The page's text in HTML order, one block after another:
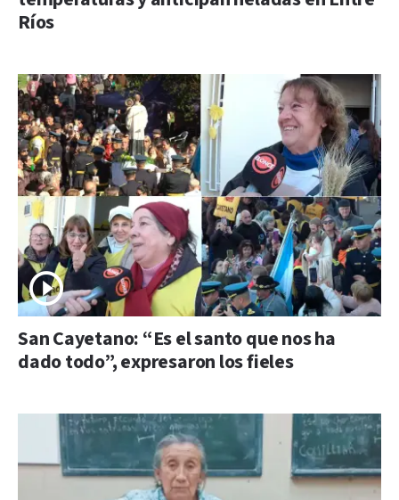
Ríos
San Cayetano: “Es el santo que nos ha
dado todo”, expresaron los fieles